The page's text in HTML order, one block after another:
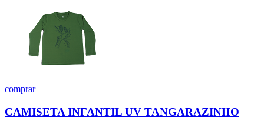
comprar
CAMISETA INFANTIL UV TANGARAZINHO